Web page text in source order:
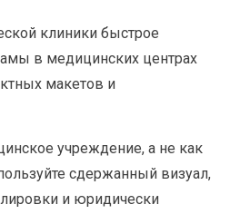
клиники быстрое
в медицинских центрах
макетов и
учреждение, а не как
сдержанный визуал,
и юридически